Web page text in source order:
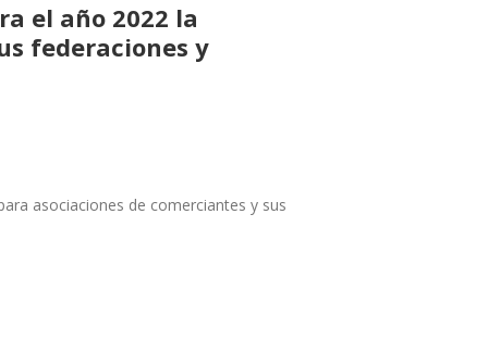
el año 2022 la
federaciones y
asociaciones de comerciantes y sus